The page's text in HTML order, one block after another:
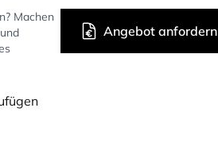
Machen
Angebot anfordern